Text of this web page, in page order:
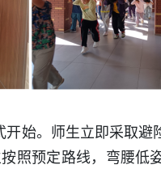
始。师生立即采取
照预定路线，弯腰低